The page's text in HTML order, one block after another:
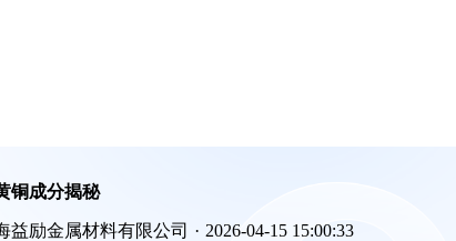
铜成分揭秘
益励金属材料有限公司 · 2026-04-15 15:00:33